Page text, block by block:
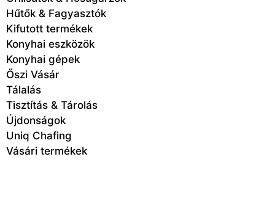
Hűtők & Fagyasztók
Kifutott termékek
Konyhai eszközök
Konyhai gépek
Őszi Vásár
Tálalás
Tisztítás & Tárolás
Újdonságok
Uniq Chafing
Vásári termékek